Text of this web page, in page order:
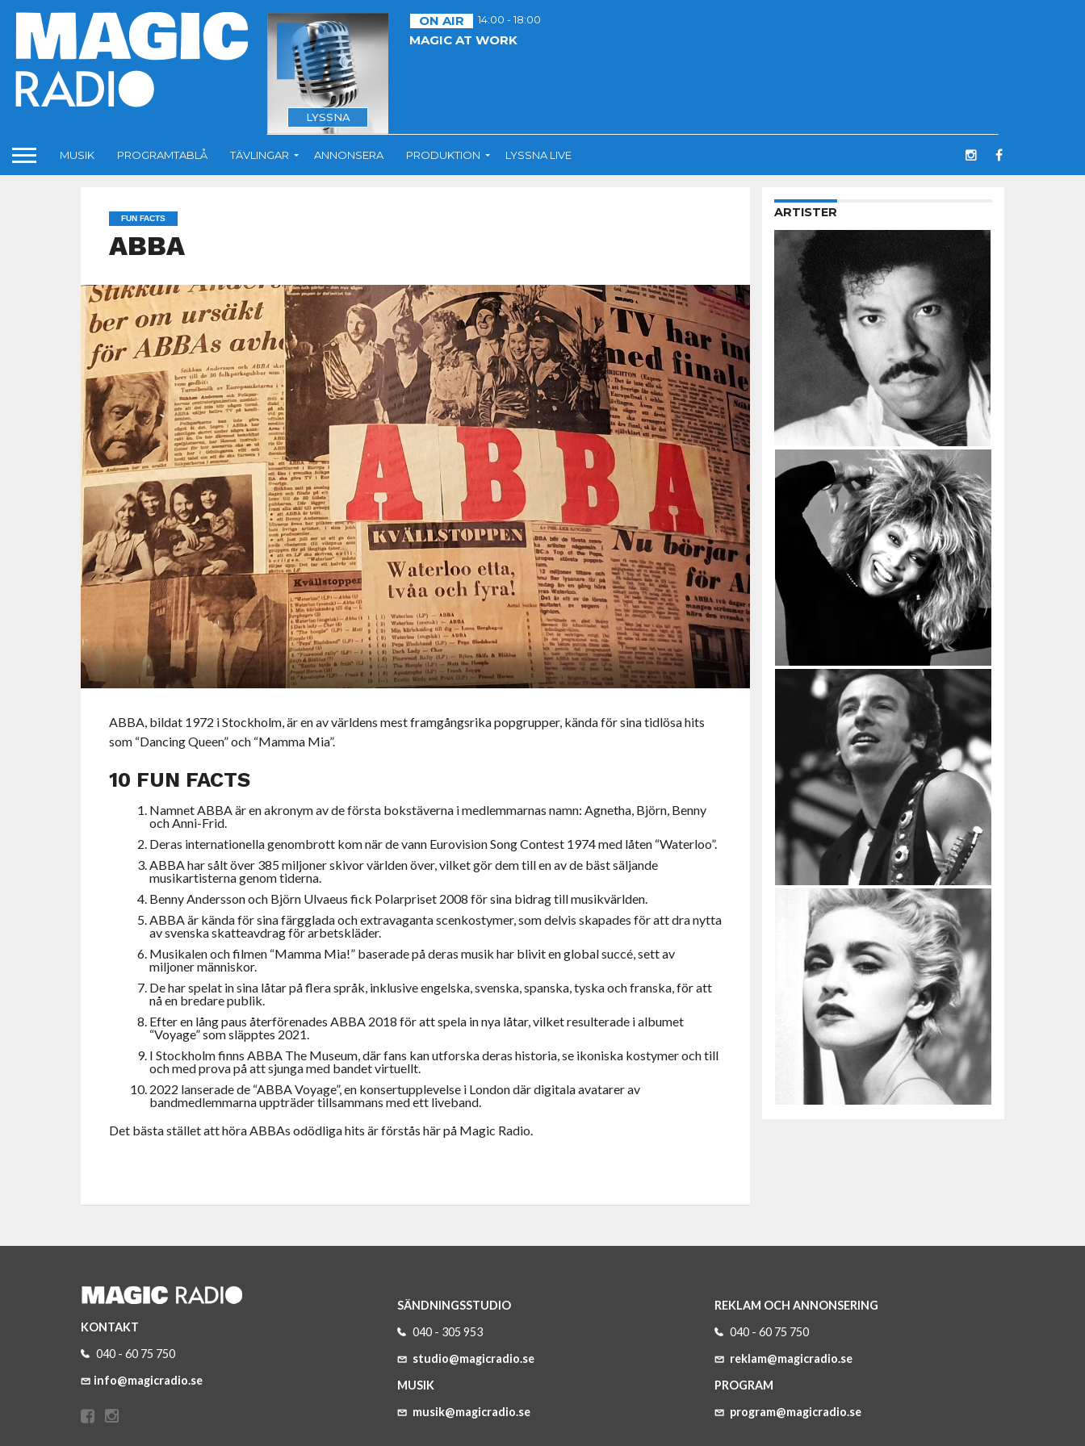
LYSSNA
ON AIR 14:00 - 18:00
MAGIC AT WORK
MUSIK PROGRAMTABLÅ TÄVLINGAR ANNONSERA PRODUKTION LYSSNA LIVE
FUN FACTS
ABBA
ABBA, bildat 1972 i Stockholm, är en av världens mest framgångsrika popgrupper, kända för sina tidlösa hits
som “Dancing Queen” och “Mamma Mia”.
10 FUN FACTS
Namnet ABBA är en akronym av de första bokstäverna i medlemmarnas namn: Agnetha, Björn, Benny
och Anni-Frid.
Deras internationella genombrott kom när de vann Eurovision Song Contest 1974 med låten “Waterloo”.
ABBA har sålt över 385 miljoner skivor världen över, vilket gör dem till en av de bäst säljande
musikartisterna genom tiderna.
Benny Andersson och Björn Ulvaeus fick Polarpriset 2008 för sina bidrag till musikvärlden.
ABBA är kända för sina färgglada och extravaganta scenkostymer, som delvis skapades för att dra nytta
av svenska skatteavdrag för arbetskläder.
Musikalen och filmen “Mamma Mia!” baserade på deras musik har blivit en global succé, sett av
miljoner människor.
De har spelat in sina låtar på flera språk, inklusive engelska, svenska, spanska, tyska och franska, för att
nå en bredare publik.
Efter en lång paus återförenades ABBA 2018 för att spela in nya låtar, vilket resulterade i albumet
“Voyage” som släpptes 2021.
I Stockholm finns ABBA The Museum, där fans kan utforska deras historia, se ikoniska kostymer och till
och med prova på att sjunga med bandet virtuellt.
2022 lanserade de “ABBA Voyage”, en konsertupplevelse i London där digitala avatarer av
bandmedlemmarna uppträder tillsammans med ett liveband.
Det bästa stället att höra ABBAs odödliga hits är förstås här på Magic Radio.
ARTISTER
KONTAKT
040 - 60 75 750
info@magicradio.se
SÄNDNINGSSTUDIO
040 - 305 953
studio@magicradio.se
MUSIK
musik@magicradio.se
REKLAM OCH ANNONSERING
040 - 60 75 750
reklam@magicradio.se
PROGRAM
program@magicradio.se